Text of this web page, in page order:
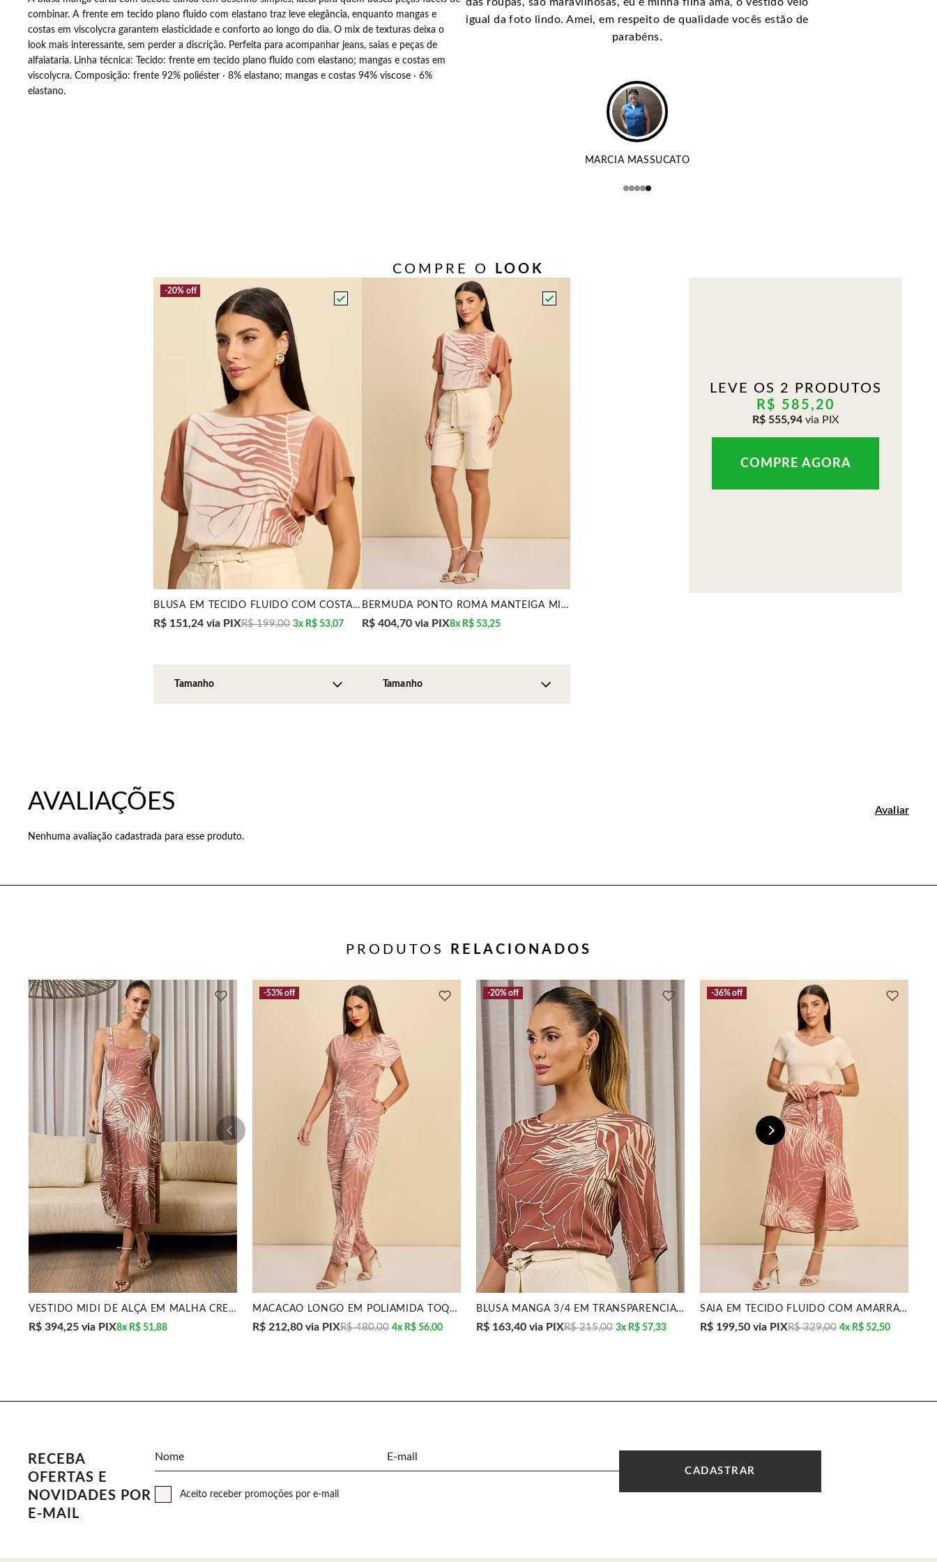
combinar. A frente em tecido plano fluido com elastano traz leve elegância, enquanto mangas e
costas em viscolycra garantem elasticidade e conforto ao longo do dia. O mix de texturas deixa o
look mais interessante, sem perder a discrição. Perfeita para acompanhar jeans, saias e peças de
alfaiataria. Linha técnica: Tecido: frente em tecido plano fluido com elastano; mangas e costas em
viscolycra. Composição: frente 92% poliéster · 8% elastano; mangas e costas 94% viscose · 6%
elastano.
igual da foto lindo. Amei, em respeito de qualidade vocês estão de
parabéns.
MARCIA MASSUCATO
COMPRE O LOOK
20% off
BLUSA EM TECIDO FLUIDO COM COSTAS EM VISCOLYCRA MI
R$ 151,24 via PIXR$ 199,00 3x R$ 53,07
BERMUDA PONTO ROMA MANTEIGA MIRA VEST
R$ 404,70 via PIX8x R$ 53,25
LEVE OS 2 PRODUTOS
R$ 585,20
R$ 555,94 via PIX
Nenhuma avaliação cadastrada para esse produto.
PRODUTOS RELACIONADOS
VESTIDO MIDI DE ALÇA EM MALHA CREPONADA MIRA VEST
R$ 394,25 via PIX8x R$ 51,88
53% off
MACACÃO LONGO EM POLIAMIDA TOQUE DE SEDA MIRA VEST
R$ 212,80 via PIXR$ 480,00 4x R$ 56,00
20% off
BLUSA MANGA 3/4 EM TRANSPARÊNCIA FLUIDA MIRA VEST
R$ 163,40 via PIXR$ 215,00 3x R$ 57,33
36% off
SAIA EM TECIDO FLUIDO COM AMARRAÇÃO FRONTAL MIRA V
R$ 199,50 via PIXR$ 329,00 4x R$ 52,50
RECEBA
OFERTAS E
NOVIDADES POR
E-MAIL
Nome E-mail
CADASTRAR
Aceito receber promoções por e-mail